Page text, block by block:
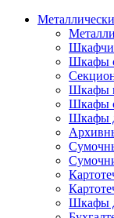
Шкафы
Шкафы
Шкафы
Шкафы
Шкафы